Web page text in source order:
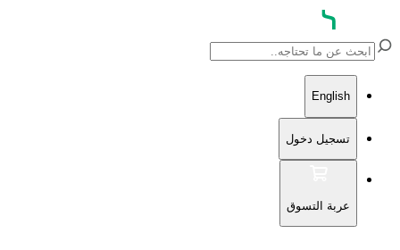
English
تسجيل دخول
عربة التسوق